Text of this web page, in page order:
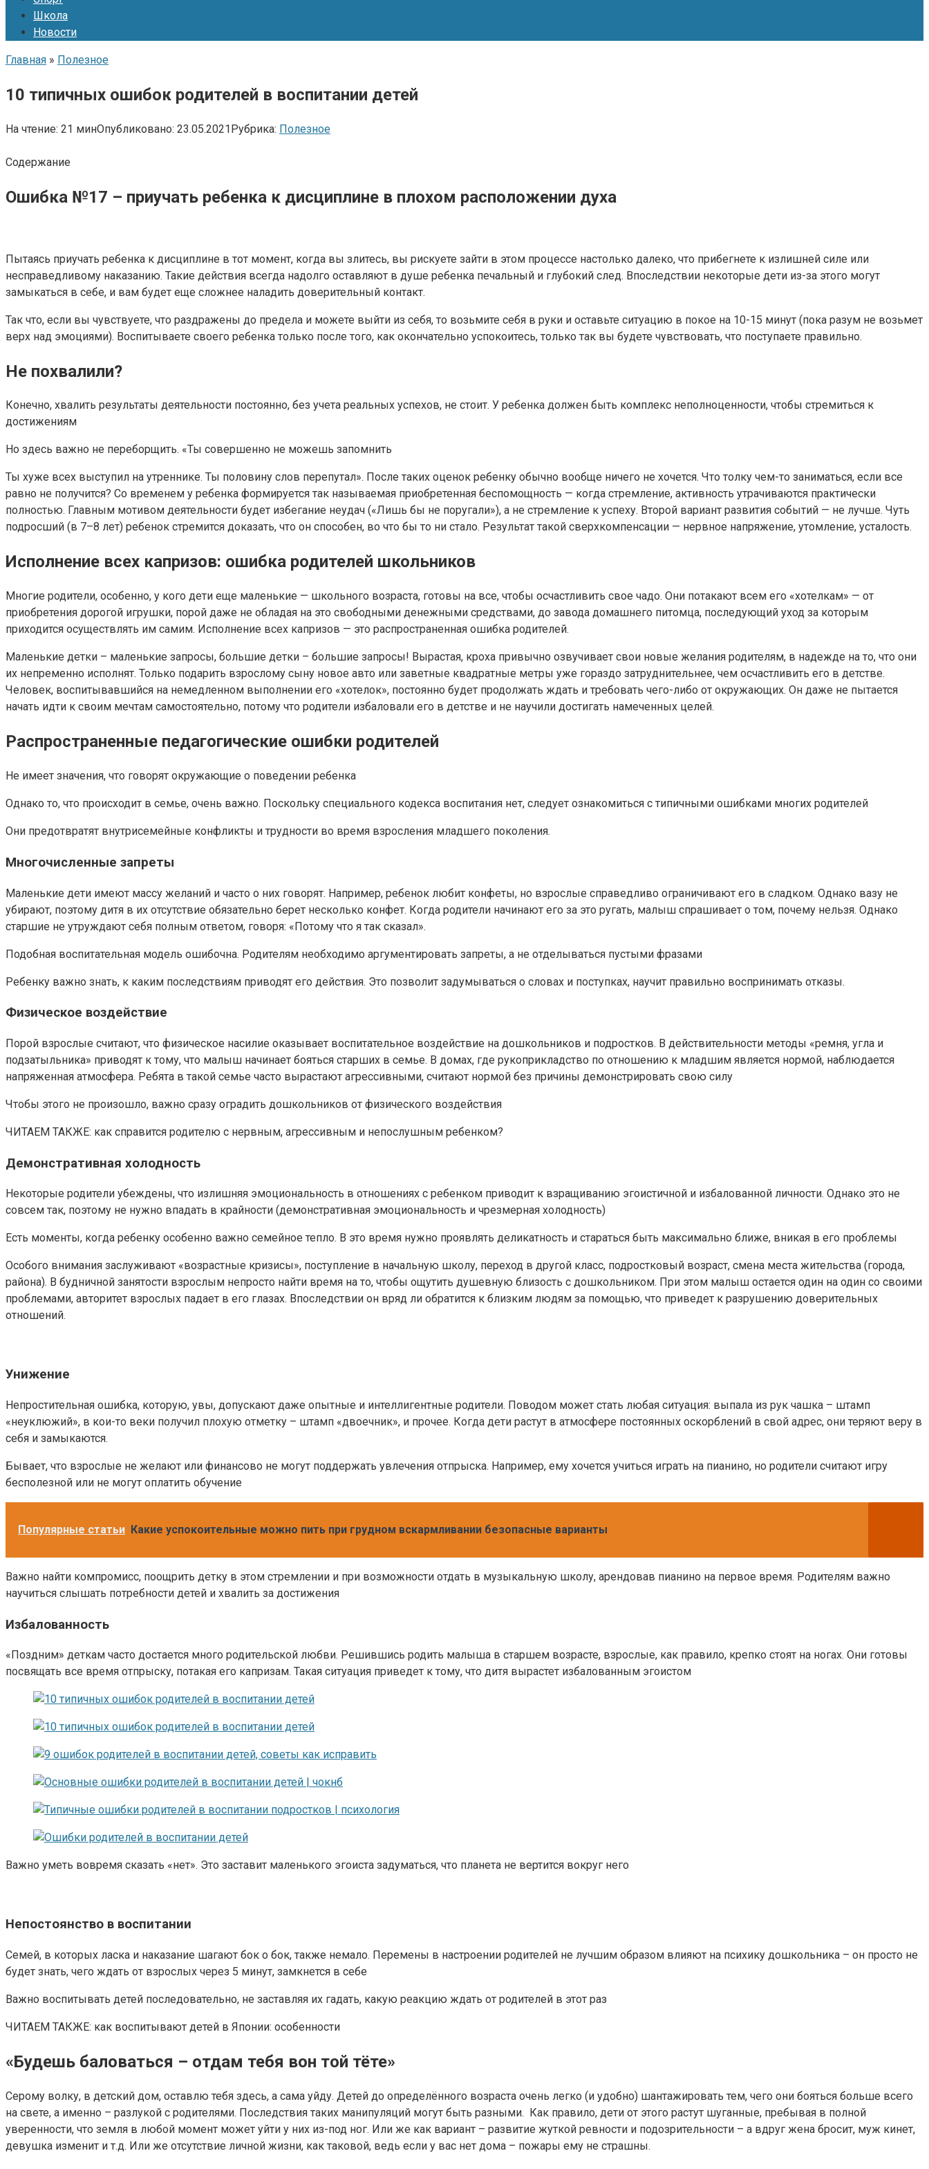
Школа
Новости
Главная » Полезное
10 типичных ошибок родителей в воспитании детей
На чтение: 21 минОпубликовано: 23.05.2021Рубрика: Полезное
Содержание
Ошибка №17 – приучать ребенка к дисциплине в плохом расположении духа
Пытаясь приучать ребенка к дисциплине в тот момент, когда вы злитесь, вы рискуете зайти в этом процессе настолько далеко, что прибегнете к излишней силе или
несправедливому наказанию. Такие действия всегда надолго оставляют в душе ребенка печальный и глубокий след. Впоследствии некоторые дети из-за этого могут
замыкаться в себе, и вам будет еще сложнее наладить доверительный контакт.
Так что, если вы чувствуете, что раздражены до предела и можете выйти из себя, то возьмите себя в руки и оставьте ситуацию в покое на 10-15 минут (пока разум не возьмет
верх над эмоциями). Воспитываете своего ребенка только после того, как окончательно успокоитесь, только так вы будете чувствовать, что поступаете правильно.
Не похвалили?
Конечно, хвалить результаты деятельности постоянно, без учета реальных успехов, не стоит. У ребенка должен быть комплекс неполноценности, чтобы стремиться к
достижениям
Но здесь важно не переборщить. «Ты совершенно не можешь запомнить
Ты хуже всех выступил на утреннике. Ты половину слов перепутал». После таких оценок ребенку обычно вообще ничего не хочется. Что толку чем-то заниматься, если все
равно не получится? Со временем у ребенка формируется так называемая приобретенная беспомощность — когда стремление, активность утрачиваются практически
полностью. Главным мотивом деятельности будет избегание неудач («Лишь бы не поругали»), а не стремление к успеху. Второй вариант развития событий — не лучше. Чуть
подросший (в 7–8 лет) ребенок стремится доказать, что он способен, во что бы то ни стало. Результат такой сверхкомпенсации — нервное напряжение, утомление, усталость.
Исполнение всех капризов: ошибка родителей школьников
Многие родители, особенно, у кого дети еще маленькие — школьного возраста, готовы на все, чтобы осчастливить свое чадо. Они потакают всем его «хотелкам» — от
приобретения дорогой игрушки, порой даже не обладая на это свободными денежными средствами, до завода домашнего питомца, последующий уход за которым
приходится осуществлять им самим. Исполнение всех капризов — это распространенная ошибка родителей.
Маленькие детки – маленькие запросы, большие детки – большие запросы! Вырастая, кроха привычно озвучивает свои новые желания родителям, в надежде на то, что они
их непременно исполнят. Только подарить взрослому сыну новое авто или заветные квадратные метры уже гораздо затруднительнее, чем осчастливить его в детстве.
Человек, воспитывавшийся на немедленном выполнении его «хотелок», постоянно будет продолжать ждать и требовать чего-либо от окружающих. Он даже не пытается
начать идти к своим мечтам самостоятельно, потому что родители избаловали его в детстве и не научили достигать намеченных целей.
Распространенные педагогические ошибки родителей
Не имеет значения, что говорят окружающие о поведении ребенка
Однако то, что происходит в семье, очень важно. Поскольку специального кодекса воспитания нет, следует ознакомиться с типичными ошибками многих родителей
Они предотвратят внутрисемейные конфликты и трудности во время взросления младшего поколения.
Многочисленные запреты
Маленькие дети имеют массу желаний и часто о них говорят. Например, ребенок любит конфеты, но взрослые справедливо ограничивают его в сладком. Однако вазу не
убирают, поэтому дитя в их отсутствие обязательно берет несколько конфет. Когда родители начинают его за это ругать, малыш спрашивает о том, почему нельзя. Однако
старшие не утруждают себя полным ответом, говоря: «Потому что я так сказал».
Подобная воспитательная модель ошибочна. Родителям необходимо аргументировать запреты, а не отделываться пустыми фразами
Ребенку важно знать, к каким последствиям приводят его действия. Это позволит задумываться о словах и поступках, научит правильно воспринимать отказы.
Физическое воздействие
Порой взрослые считают, что физическое насилие оказывает воспитательное воздействие на дошкольников и подростков. В действительности методы «ремня, угла и
подзатыльника» приводят к тому, что малыш начинает бояться старших в семье. В домах, где рукоприкладство по отношению к младшим является нормой, наблюдается
напряженная атмосфера. Ребята в такой семье часто вырастают агрессивными, считают нормой без причины демонстрировать свою силу
Чтобы этого не произошло, важно сразу оградить дошкольников от физического воздействия
ЧИТАЕМ ТАКЖЕ: как справится родителю с нервным, агрессивным и непослушным ребенком?
Демонстративная холодность
Некоторые родители убеждены, что излишняя эмоциональность в отношениях с ребенком приводит к взращиванию эгоистичной и избалованной личности. Однако это не
совсем так, поэтому не нужно впадать в крайности (демонстративная эмоциональность и чрезмерная холодность)
Есть моменты, когда ребенку особенно важно семейное тепло. В это время нужно проявлять деликатность и стараться быть максимально ближе, вникая в его проблемы
Особого внимания заслуживают «возрастные кризисы», поступление в начальную школу, переход в другой класс, подростковый возраст, смена места жительства (города,
района). В будничной занятости взрослым непросто найти время на то, чтобы ощутить душевную близость с дошкольником. При этом малыш остается один на один со своими
проблемами, авторитет взрослых падает в его глазах. Впоследствии он вряд ли обратится к близким людям за помощью, что приведет к разрушению доверительных
отношений.
Унижение
Непростительная ошибка, которую, увы, допускают даже опытные и интеллигентные родители. Поводом может стать любая ситуация: выпала из рук чашка – штамп
«неуклюжий», в кои-то веки получил плохую отметку – штамп «двоечник», и прочее. Когда дети растут в атмосфере постоянных оскорблений в свой адрес, они теряют веру в
себя и замыкаются.
Бывает, что взрослые не желают или финансово не могут поддержать увлечения отпрыска. Например, ему хочется учиться играть на пианино, но родители считают игру
бесполезной или не могут оплатить обучение
Популярные статьи Какие успокоительные можно пить при грудном вскармливании безопасные варианты
Важно найти компромисс, поощрить детку в этом стремлении и при возможности отдать в музыкальную школу, арендовав пианино на первое время. Родителям важно
научиться слышать потребности детей и хвалить за достижения
Избалованность
«Поздним» деткам часто достается много родительской любви. Решившись родить малыша в старшем возрасте, взрослые, как правило, крепко стоят на ногах. Они готовы
посвящать все время отпрыску, потакая его капризам. Такая ситуация приведет к тому, что дитя вырастет избалованным эгоистом
Важно уметь вовремя сказать «нет». Это заставит маленького эгоиста задуматься, что планета не вертится вокруг него
Непостоянство в воспитании
Семей, в которых ласка и наказание шагают бок о бок, также немало. Перемены в настроении родителей не лучшим образом влияют на психику дошкольника – он просто не
будет знать, чего ждать от взрослых через 5 минут, замкнется в себе
Важно воспитывать детей последовательно, не заставляя их гадать, какую реакцию ждать от родителей в этот раз
ЧИТАЕМ ТАКЖЕ: как воспитывают детей в Японии: особенности
«Будешь баловаться – отдам тебя вон той тёте»
Серому волку, в детский дом, оставлю тебя здесь, а сама уйду. Детей до определённого возраста очень легко (и удобно) шантажировать тем, чего они бояться больше всего
на свете, а именно – разлукой с родителями. Последствия таких манипуляций могут быть разными. Как правило, дети от этого растут шуганные, пребывая в полной
уверенности, что земля в любой момент может уйти у них из-под ног. Или же как вариант – развитие жуткой ревности и подозрительности – а вдруг жена бросит, муж кинет,
девушка изменит и т.д. Или же отсутствие личной жизни, как таковой, ведь если у вас нет дома – пожары ему не страшны.